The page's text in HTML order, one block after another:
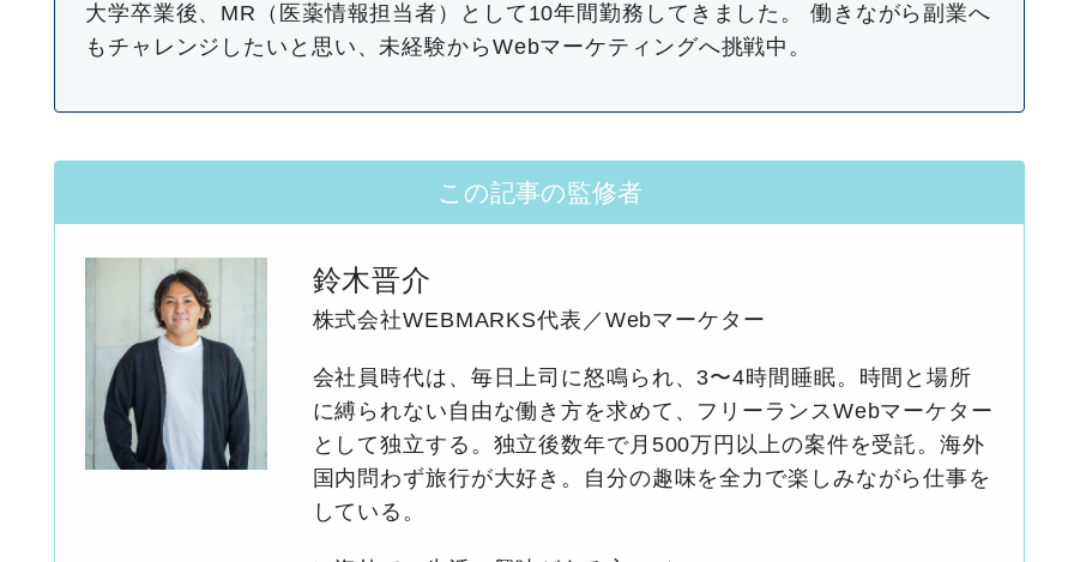
大学卒業後、MR（医薬情報担当者）として10年間勤務してきました。 働きながら副業へ
もチャレンジしたいと思い、未経験からWebマーケティングへ挑戦中。
この記事の監修者
鈴木晋介
株式会社WEBMARKS代表／Webマーケター
会社員時代は、毎日上司に怒鳴られ、3〜4時間睡眠。時間と場所
に縛られない自由な働き方を求めて、フリーランスWebマーケター
として独立する。独立後数年で月500万円以上の案件を受託。海外
国内問わず旅行が大好き。自分の趣味を全力で楽しみながら仕事を
している。